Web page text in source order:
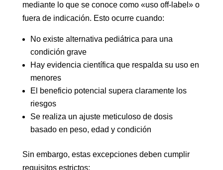
mediante lo que se conoce como «uso off-label» o
fuera de indicación. Esto ocurre cuando:
No existe alternativa pediátrica para una
condición grave
Hay evidencia científica que respalda su uso en
menores
El beneficio potencial supera claramente los
riesgos
Se realiza un ajuste meticuloso de dosis
basado en peso, edad y condición
Sin embargo, estas excepciones deben cumplir
requisitos estrictos: